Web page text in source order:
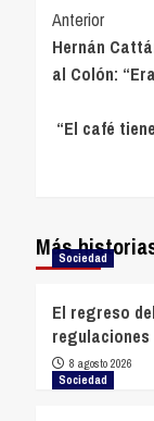
de
Anterior
Hernán
al Colón:
“El café
MásSociedad
El regreso
8 agosto 2026
Sociedad